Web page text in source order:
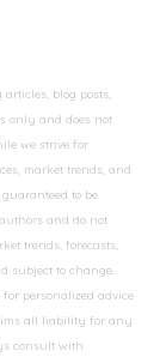
blog posts,
only and does not
we strive for
market trends, and
to be
and do not
trends, forecasts,
subject to change.
personalized advice
all liability for any
consult with